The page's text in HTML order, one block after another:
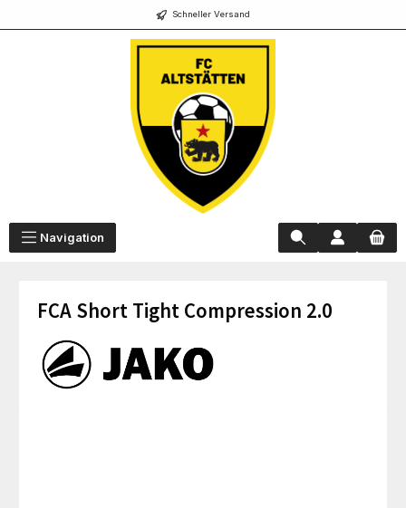
Schneller Versand
Navigation
FCA Short Tight Compression 2.0